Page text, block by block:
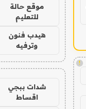
!
موقع حالة
للتعليم
هيدب فنون
وترفيه
شدات ببجي
اقساط